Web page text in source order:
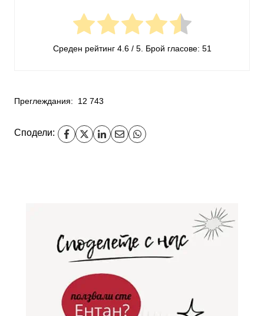
Среден рейтинг 4.6/ 5. Брой гласове: 51
Преглеждания: 12 743
Сподели: